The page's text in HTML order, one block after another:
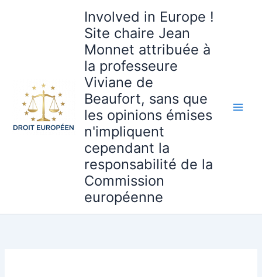
Involved in Europe !
Site chaire Jean
Monnet attribuée à
la professeure
Viviane de
Beaufort, sans que
les opinions émises
n'impliquent
cependant la
responsabilité de la
Commission
européenne